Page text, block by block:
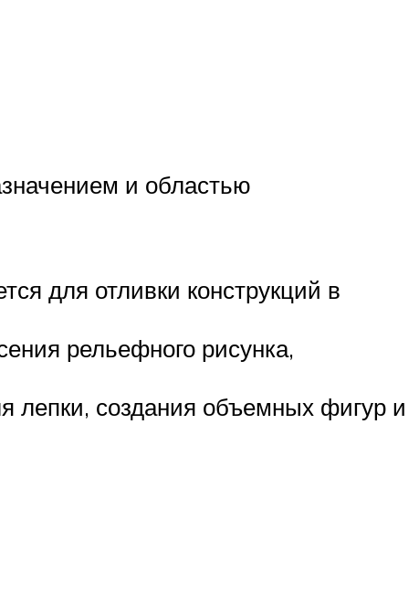
и областью
для отливки конструкций в
рельефного рисунка,
лепки, создания объемных фигур и